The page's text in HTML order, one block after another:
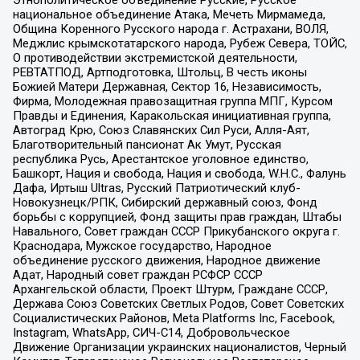
национальное объединение Атака, Мечеть Мирмамеда,
Община Коренного Русского народа г. Астрахани, ВОЛЯ,
Меджлис крымскотатарского народа, Рубеж Севера, ТОЙС,
О противодействии экстремистской деятельности,
РЕВТАТПОД, Артподготовка, Штольц, В честь иконы
Божией Матери Державная, Сектор 16, Независимость,
Фирма, Молодежная правозащитная группа МПГ, Курсом
Правды и Единения, Каракольская инициативная группа,
Автоград Крю, Союз Славянских Сил Руси, Алля-Аят,
Благотворительный пансионат Ак Умут, Русская
республика Русь, Арестантское уголовное единство,
Башкорт, Нация и свобода, Нация и свобода, W.H.С., Фалунь
Дафа, Иртыш Ultras, Русский Патриотический клуб-
Новокузнецк/РПК, Сибирский державный союз, Фонд
борьбы с коррупцией, Фонд защиты прав граждан, Штабы
Навального, Совет граждан СССР Прикубанского округа г.
Краснодара, Мужское государство, Народное
объединение русского движения, Народное движение
Адат, Народный совет граждан РСФСР СССР
Архангельской области, Проект Штурм, Граждане СССР,
Держава Союз Советских Светлых Родов, Совет Советских
Социалистических Районов, Meta Platforms Inc, Facebook,
Instagram, WhatsApp, СИЧ-С14, Добровольческое
Движение Организации украинских националистов, Черный